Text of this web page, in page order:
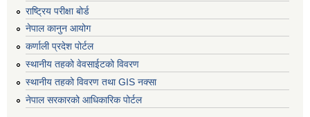
राष्ट्रिय परीक्षा बोर्ड
नेपाल कानुन आयोग
कर्णाली प्रदेश पोर्टल
स्थानीय तहको वेवसाईटको विवरण
स्थानीय तहको विवरण तथा GIS नक्सा
नेपाल सरकारको आधिकारिक पोर्टल